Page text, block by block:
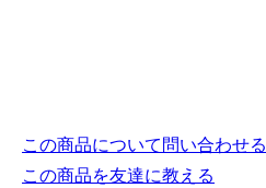
この商品について問い合わせる
この商品を友達に教える